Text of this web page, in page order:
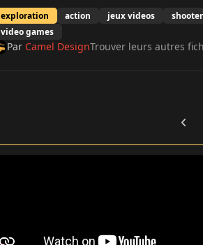
exploration action jeux videos
shooter
video games
Par Camel DesignTrouver leurs autres